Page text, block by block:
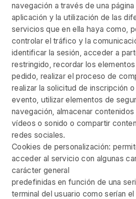
navegación a través de una
aplicación y la utilización de las
servicios que en ella haya como,
controlar el tráfico y la
identificar la sesión, acceder a
restringido, recordar los
pedido, realizar el proceso de
realizar la solicitud de inscripción
evento, utilizar elementos de
navegación, almacenar
vídeos o sonido o compartir
redes sociales.
Cookies de personalización:
acceder al servicio con algunas
carácter general
predefinidas en función de una
terminal del usuario como serían